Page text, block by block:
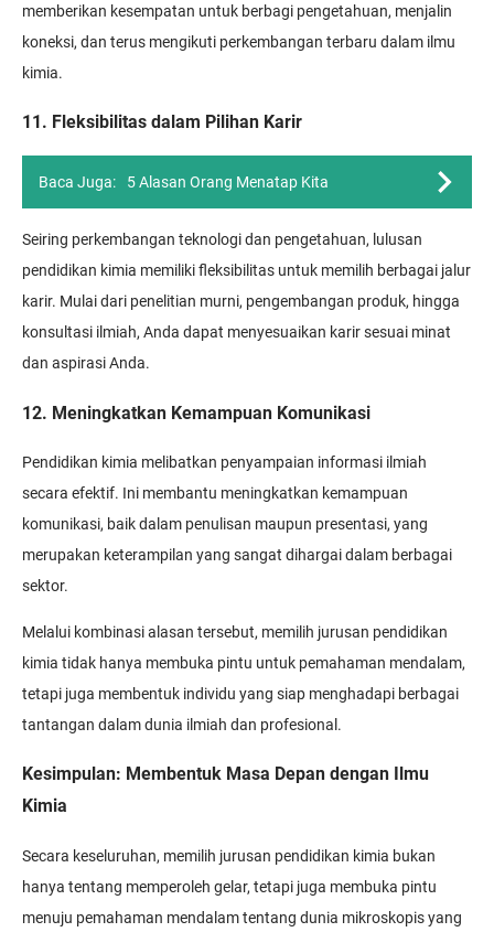
memberikan kesempatan untuk berbagi pengetahuan, menjalin
koneksi, dan terus mengikuti perkembangan terbaru dalam ilmu
kimia.
11. Fleksibilitas dalam Pilihan Karir
Baca Juga: 5 Alasan Orang Menatap Kita
Seiring perkembangan teknologi dan pengetahuan, lulusan
pendidikan kimia memiliki fleksibilitas untuk memilih berbagai jalur
karir. Mulai dari penelitian murni, pengembangan produk, hingga
konsultasi ilmiah, Anda dapat menyesuaikan karir sesuai minat
dan aspirasi Anda.
12. Meningkatkan Kemampuan Komunikasi
Pendidikan kimia melibatkan penyampaian informasi ilmiah
secara efektif. Ini membantu meningkatkan kemampuan
komunikasi, baik dalam penulisan maupun presentasi, yang
merupakan keterampilan yang sangat dihargai dalam berbagai
sektor.
Melalui kombinasi alasan tersebut, memilih jurusan pendidikan
kimia tidak hanya membuka pintu untuk pemahaman mendalam,
tetapi juga membentuk individu yang siap menghadapi berbagai
tantangan dalam dunia ilmiah dan profesional.
Kesimpulan: Membentuk Masa Depan dengan Ilmu
Kimia
Secara keseluruhan, memilih jurusan pendidikan kimia bukan
hanya tentang memperoleh gelar, tetapi juga membuka pintu
menuju pemahaman mendalam tentang dunia mikroskopis yang